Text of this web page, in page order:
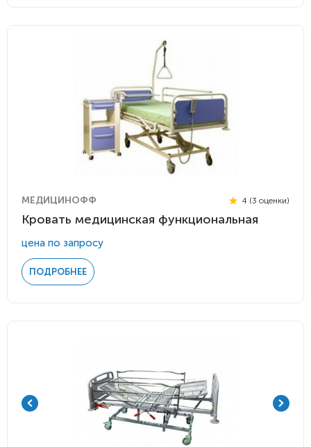
МЕДИЦИНОФФ 4 (3 оценки)
Кровать медицинская функциональная
цена по запросу
ПОДРОБНЕЕ